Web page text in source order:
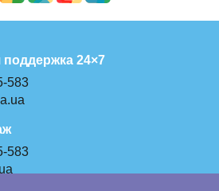
поддержка 24×7
583
583